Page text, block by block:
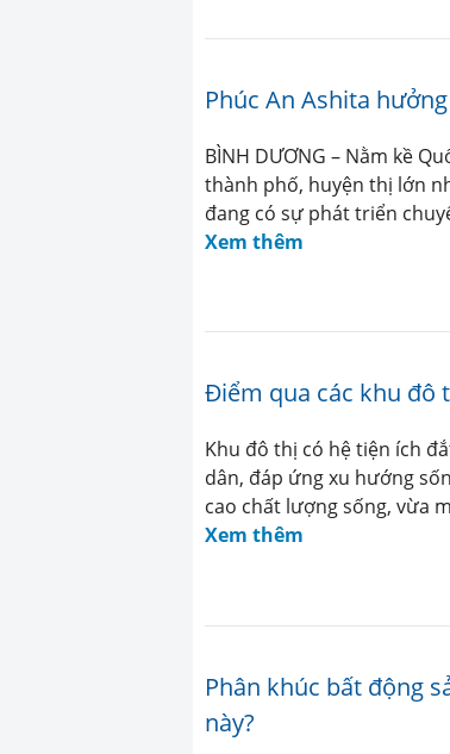
Phúc An Ashita
BÌNH DƯƠNG – Nằm kề
thành phố, huyện thị lớn
đang có sự phát triển
Xem thêm
Điểm qua các khu đô
Khu đô thị có hệ tiện ích
dân, đáp ứng xu hướng
cao chất lượng sống, vừa
Xem thêm
Phân khúc bất động
này?